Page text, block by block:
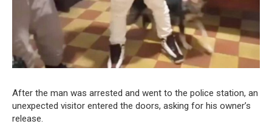
After the man was arrested and went to the police station, an
unexpected visitor entered the doors, asking for his owner’s
release.